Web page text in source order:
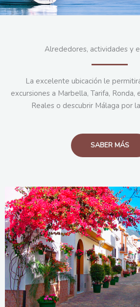
Alrededores, actividades y
La excelente ubicación le
excursiones a Marbella, Tarifa, Ronda,
Reales o descubrir Málaga por
SABER MÁS